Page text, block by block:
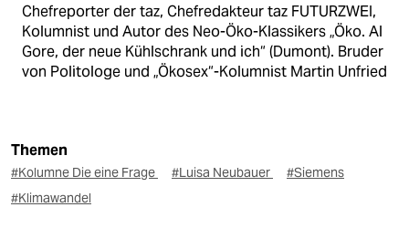
Chefreporter der taz, Chefredakteur taz FUTURZWEI,
Kolumnist und Autor des Neo-Öko-Klassikers „Öko. Al
Gore, der neue Kühlschrank und ich“ (Dumont). Bruder
von Politologe und „Ökosex“-Kolumnist Martin Unfried
Themen
#Kolumne Die eine Frage #Luisa Neubauer
#Siemens
#Klimawandel